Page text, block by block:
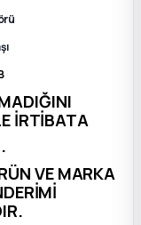
İRTİBATA
VE MARKA